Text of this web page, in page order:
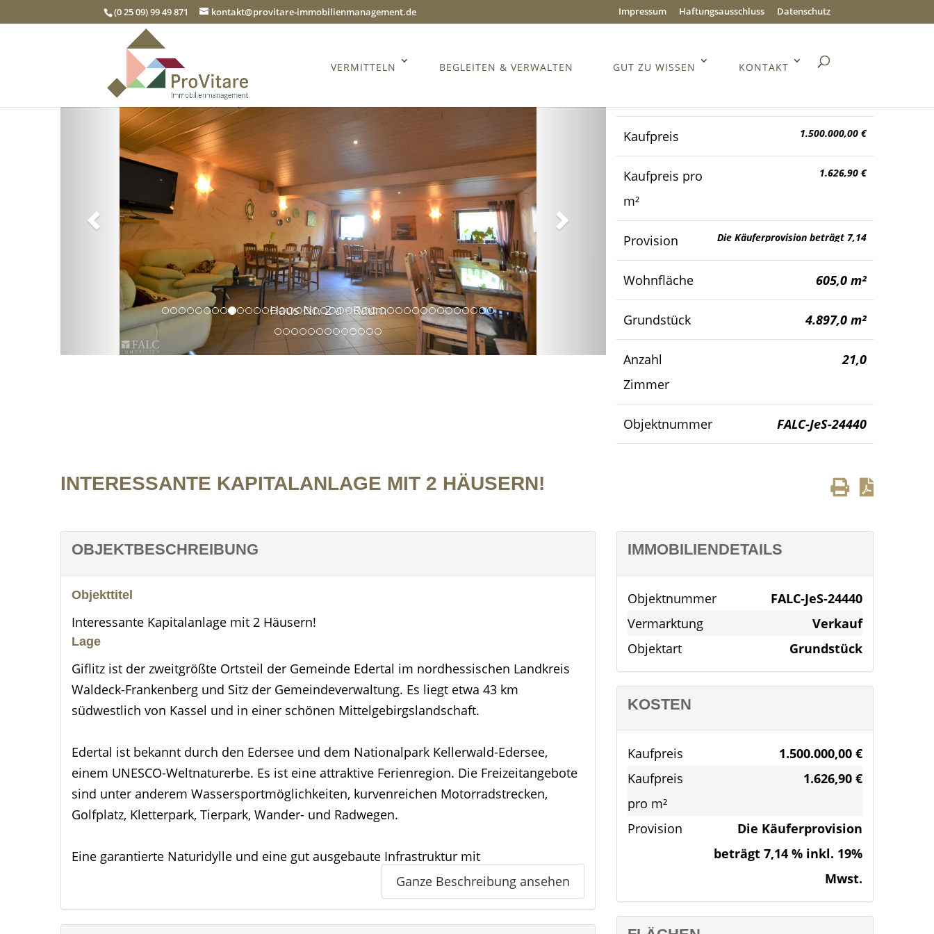
(0 25 09) 99 49 871 kontakt@provitare-immobilienmanagement.de Impressum Haftungsausschluss Datenschutz
VERMITTELN BEGLEITEN & VERWALTEN GUT ZU WISSEN KONTAKT
Haus Nr. 2 a - Raum
Zurück
Kaufpreis 1.500.000,00 €
Kaufpreis pro
m²
1.626,90 €
Provision
Die Käuferprovision beträgt 7,14
% inkl. 19% Mwst.
Wohnfläche 605,0 m²
Grundstück 4.897,0 m²
Anzahl
Zimmer
21,0
Objektnummer FALC-JeS-24440
INTERESSANTE KAPITALANLAGE MIT 2 HÄUSERN!
OBJEKTBESCHREIBUNG
Objekttitel
Interessante Kapitalanlage mit 2 Häusern!
Lage
Giflitz ist der zweitgrößte Ortsteil der Gemeinde Edertal im nordhessischen Landkreis
Waldeck-Frankenberg und Sitz der Gemeindeverwaltung. Es liegt etwa 43 km
südwestlich von Kassel und in einer schönen Mittelgebirgslandschaft.
Edertal ist bekannt durch den Edersee und dem Nationalpark Kellerwald-Edersee,
einem UNESCO-Weltnaturerbe. Es ist eine attraktive Ferienregion. Die Freizeitangebote
sind unter anderem Wassersportmöglichkeiten, kurvenreichen Motorradstrecken,
Golfplatz, Kletterpark, Tierpark, Wander- und Radwegen.
Eine garantierte Naturidylle und eine gut ausgebaute Infrastruktur mit
Kindertagesstätte, Schulen, medizinischer Versorgung (Krankenhaus, Ärzte, Zahnärzte,
Apotheken), Tankstellen, Gaststätten, Kfz-Werkstätten und Einkaufsmöglichkeiten sind
Ganze Beschreibung ansehen
IMMOBILIENDETAILS
Objektnummer
FALC-JeS-24440
Vermarktung
Verkauf
Objektart
Grundstück
KOSTEN
Kaufpreis
1.500.000,00 €
Kaufpreis
pro m²
1.626,90 €
Provision
Die Käuferprovision
beträgt 7,14 % inkl. 19%
Mwst.